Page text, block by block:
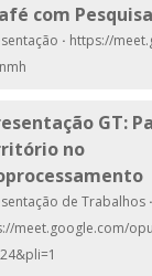
com Pesquisa
· https://
GT:
no
de Trabalhos ·
meet.google.com/